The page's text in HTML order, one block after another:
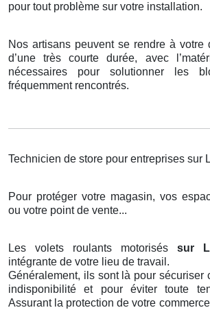
pour tout problème sur votre installation.
Nos artisans peuvent se rendre à votre
d’une très courte durée, avec
nécessaires pour solutionner les
fréquemment rencontrés.
Technicien de store pour entreprises sur
Pour protéger votre magasin, vos
ou votre point de vente...
Les volets roulants motorisés sur
intégrante de votre lieu de travail.
Généralement, ils sont là pour sécuriser
indisponibilité et pour éviter toute
Assurant la protection de votre